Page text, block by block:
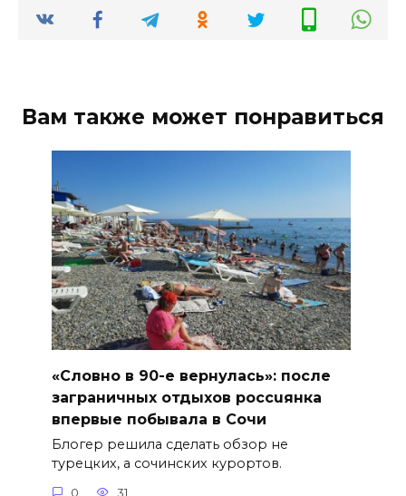
Вам также может понравиться
«Словно в 90-е вернулась»: после
заграничных отдыхов россuянка
впервые побывала в Сочи
Блогер решила сделать обзор не
турецких, а сочинских курортов.
0 31